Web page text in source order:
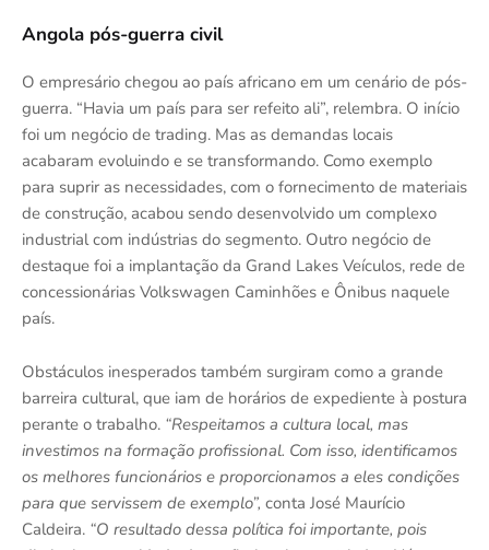
Angola pós-guerra civil
O empresário chegou ao país africano em um cenário de pós-
guerra. “Havia um país para ser refeito ali”, relembra. O início
foi um negócio de trading. Mas as demandas locais
acabaram evoluindo e se transformando. Como exemplo
para suprir as necessidades, com o fornecimento de materiais
de construção, acabou sendo desenvolvido um complexo
industrial com indústrias do segmento. Outro negócio de
destaque foi a implantação da Grand Lakes Veículos, rede de
concessionárias Volkswagen Caminhões e Ônibus naquele
país.
Obstáculos inesperados também surgiram como a grande
barreira cultural, que iam de horários de expediente à postura
perante o trabalho. “Respeitamos a cultura local, mas
investimos na formação profissional. Com isso, identificamos
os melhores funcionários e proporcionamos a eles condições
para que servissem de exemplo”, conta José Maurício
Caldeira. “O resultado dessa política foi importante, pois